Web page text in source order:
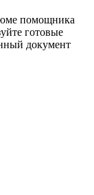
помощника
готовые
документ